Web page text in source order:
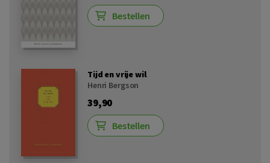
Bestellen
Tijd en vrije wil
Henri Bergson
39,90
Bestellen